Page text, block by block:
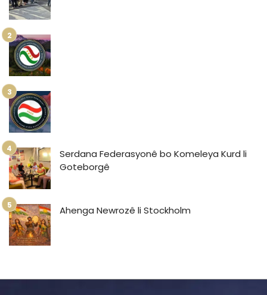
Serdana Federasyonê bo Komeleya Kurd li
Goteborgê
Ahenga Newrozê li Stockholm